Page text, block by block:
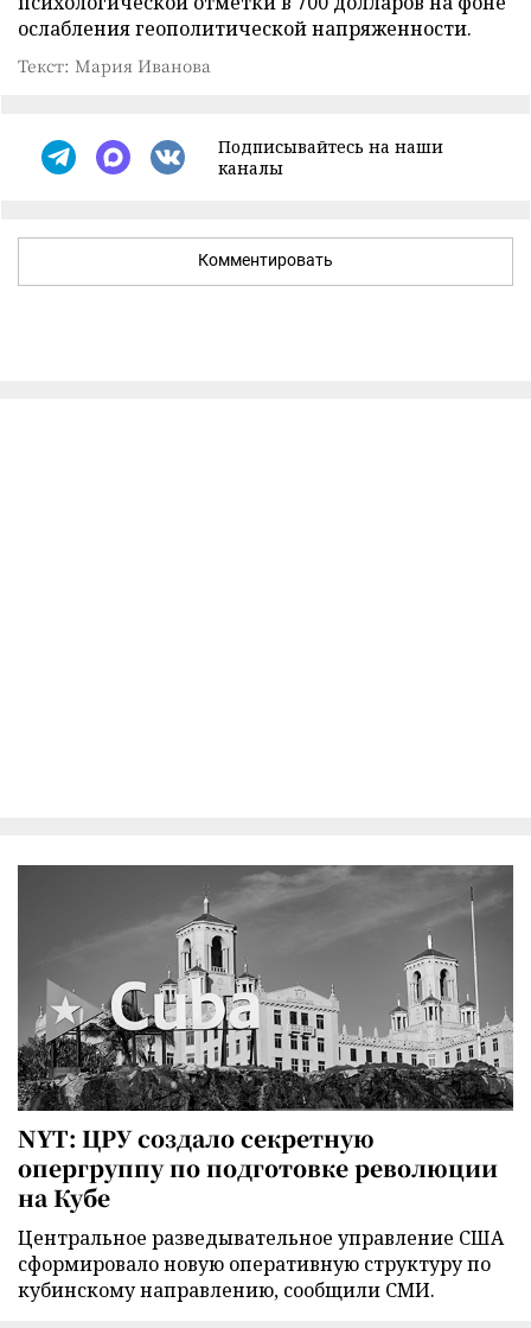
ослабления геополитической напряженности.
Текст: Мария Иванова
Подписывайтесь на наши
каналы
Комментировать
NYT: ЦРУ создало секретную
опергруппу по подготовке революции
на Кубе
Центральное разведывательное управление США
сформировало новую оперативную структуру по
кубинскому направлению, сообщили СМИ.